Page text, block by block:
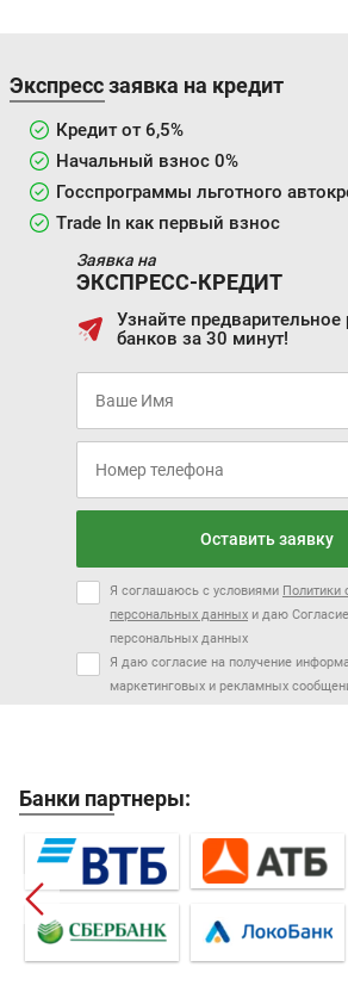
Экспресс заявка на кредит
Кредит от 6,5%
Начальный взнос 0%
Госспрограммы льготного
Trade In как первый взнос
Заявка на
ЭКСПРЕСС-КРЕДИТ
Узнайте
банков за 30 минут!
Оставить заявку
Я соглашаюсь с условиями Политики
персональных данных и даю
персональных данных
Я даю согласие на получение
маркетинговых и рекламных
Банки партнеры: